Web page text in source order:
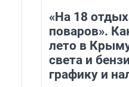
«На 18
поваров».
лето в
света и
графику и